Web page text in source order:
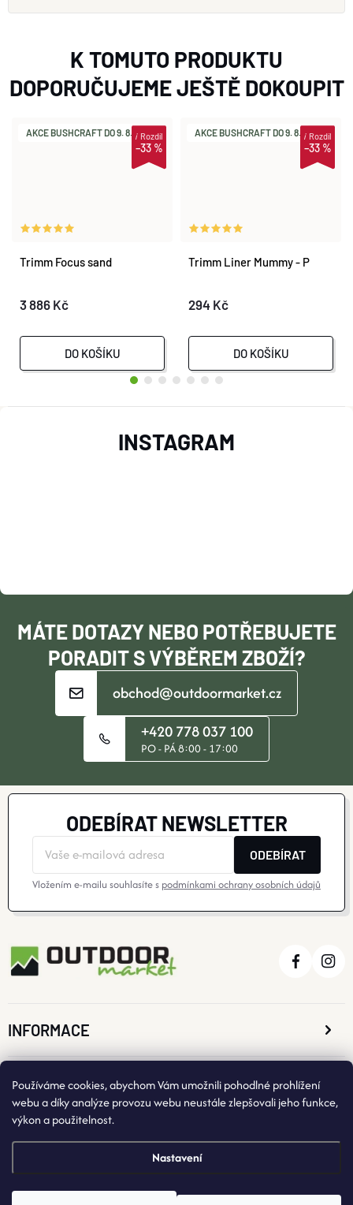
Používáme cookies, abychom Vám umožnili pohodlné prohlížení
webu a díky analýze provozu webu neustále zlepšovali jeho funkce,
výkon a použitelnost.
Nastavení
K TOMUTO PRODUKTU
DOPORUČUJEME JEŠTĚ DOKOUPIT
AKCE BUSHCRAFT DO 9. 8.
–33 %
iRozdíl
Trimm Focus sand
3 886 Kč
DO KOŠÍKU
AKCE BUSHCRAFT DO 9. 8.
–33 %
iRozdíl
Trimm Liner Mummy - P
294 Kč
DO KOŠÍKU
T
MÁTE DOTAZY NEBO POTŘEBUJETE
PORADIT S VÝBĚREM ZBOŽÍ?
obchod@outdoormarket.cz
+420 778 037 100
PO - PÁ 8:00 - 17:00
INSTAGRAM
ODEBÍRAT NEWSLETTER
ODEBÍRAT
Vložením e-mailu souhlasíte s podmínkami ochrany osobních údajů
INFORMACE
O NÁKUPU